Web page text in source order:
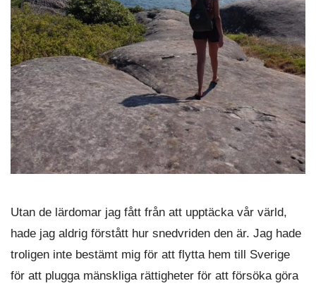
Utan de lärdomar jag fått från att upptäcka vår värld,
hade jag aldrig förstått hur snedvriden den är. Jag hade
troligen inte bestämt mig för att flytta hem till Sverige
för att plugga mänskliga rättigheter för att försöka göra